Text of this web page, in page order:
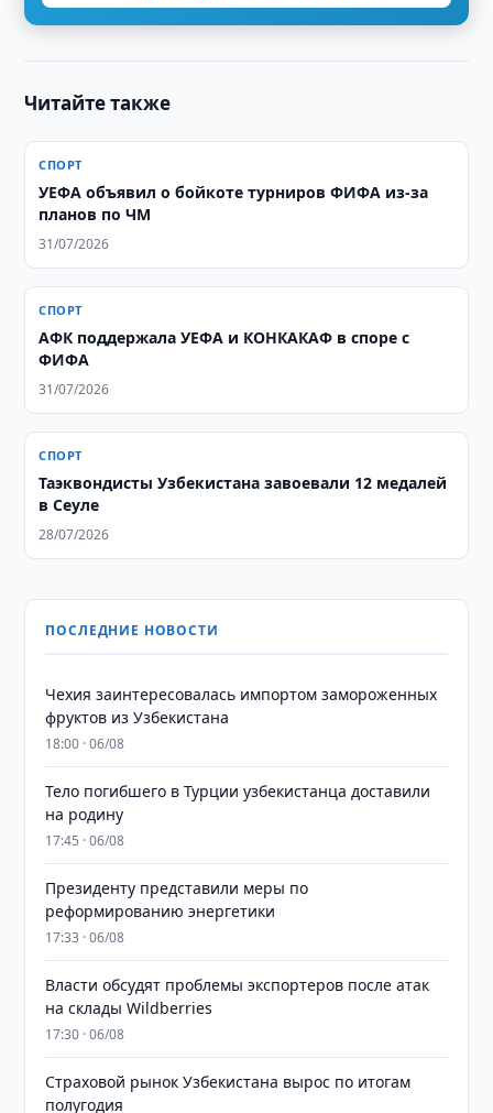
Читайте также
СПОРТ
УЕФА объявил о бойкоте турниров ФИФА из-за
планов по ЧМ
31/07/2026
СПОРТ
АФК поддержала УЕФА и КОНКАКАФ в споре с
ФИФА
31/07/2026
СПОРТ
Таэквондисты Узбекистана завоевали 12 медалей
в Сеуле
28/07/2026
ПОСЛЕДНИЕ НОВОСТИ
Чехия заинтересовалась импортом замороженных
фруктов из Узбекистана
18:00 · 06/08
Тело погибшего в Турции узбекистанца доставили
на родину
17:45 · 06/08
Президенту представили меры по
реформированию энергетики
17:33 · 06/08
Власти обсудят проблемы экспортеров после атак
на склады Wildberries
17:30 · 06/08
Страховой рынок Узбекистана вырос по итогам
полугодия